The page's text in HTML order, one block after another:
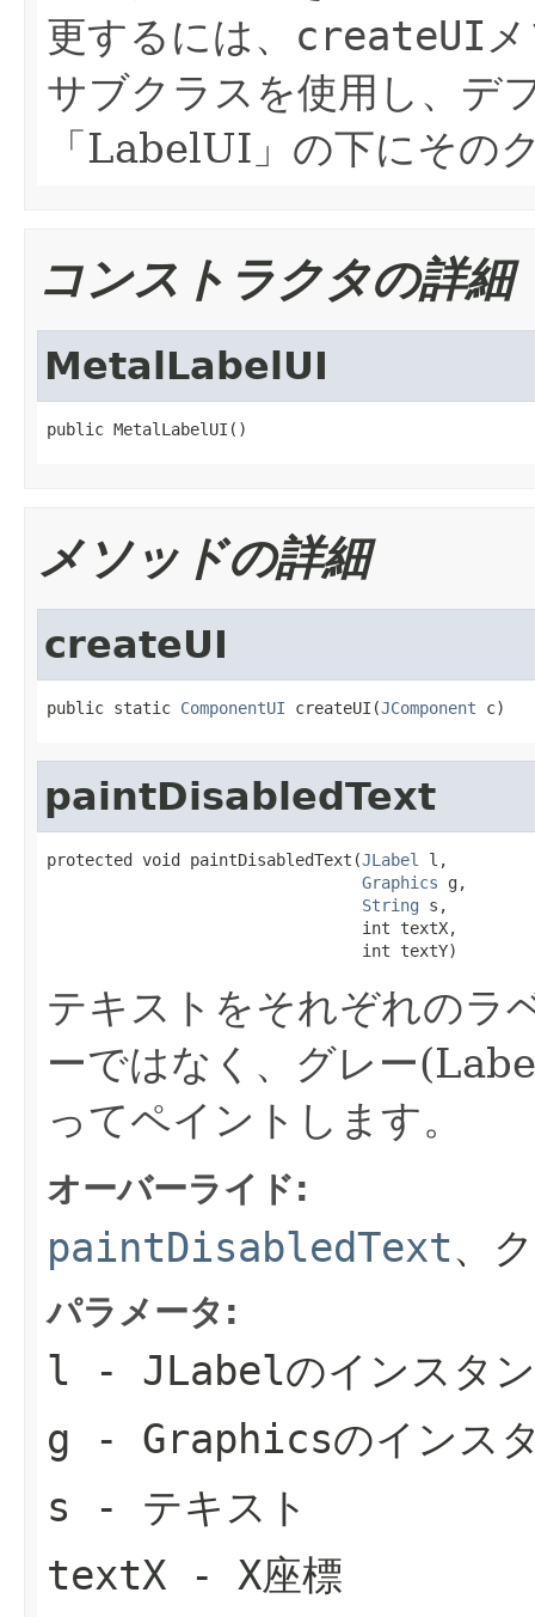
更するには、 createUI
サブクラスを使用し、デ
「LabelUI」の下にその
コンストラクタの詳細
MetalLabelUI
public MetalLabelUI()
メソッドの詳細
createUI
public static ComponentUI createUI(JComponent c)
paintDisabledText
protected void paintDisabledText(JLabel
l,
Graphics g,
String s,
                                 int textX,
                                 int textY)
テキストをそれぞれのラ
ーではなく、グレー
ってペイントします。
オーバーライド:
paintDisabledText、
パラメータ:
l - JLabelのインスタ
g - Graphicsのインス
s - テキスト
textX - X座標